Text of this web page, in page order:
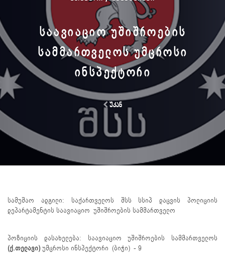
ᲡᲐᲐᲕᲘᲐᲪᲘᲝ ᲣᲨᲘᲨᲠᲝᲔᲑᲘᲡ
ᲡᲐᲛᲛᲐᲠᲗᲕᲔᲚᲝᲡ ᲣᲛᲪᲠᲝᲡᲘ
ᲘᲜᲡᲞᲔᲥᲢᲝᲠᲘ
უკან
სამუშაო ადგილი: საქართველოს შსს სსიპ დაცვის პოლიციის
დეპარტამენტის საავიაციო უშიშროების სამმართველო
პოზიციის დასახელება: საავიაციო უშიშროების სამმართველოს
(ქ.თელავი) უმცროსი ინსპექტორი (ბიჭი) - 9